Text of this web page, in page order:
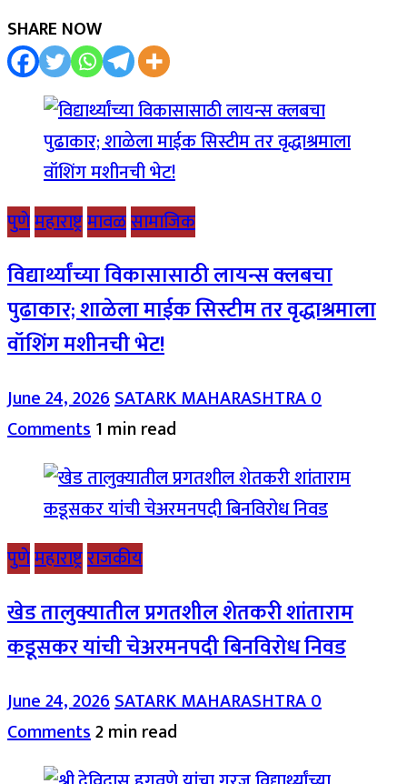
SHARE NOW
पुणेमहाराष्ट्रमावळसामाजिक
विद्यार्थ्यांच्या विकासासाठी लायन्स क्लबचा
पुढाकार; शाळेला माईक सिस्टीम तर वृद्धाश्रमाला
वॉशिंग मशीनची भेट!
June 24, 2026SATARK MAHARASHTRA0
Comments1 min read
पुणेमहाराष्ट्रराजकीय
खेड तालुक्यातील प्रगतशील शेतकरी शांताराम
कडूसकर यांची चेअरमनपदी बिनविरोध निवड
June 24, 2026SATARK MAHARASHTRA0
Comments2 min read